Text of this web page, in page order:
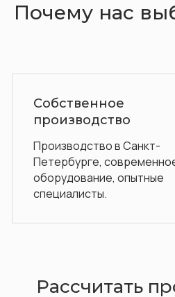
Почему нас
Санкт-
Более 15
Обладаем
опытном и
репутацией
Рассчитать